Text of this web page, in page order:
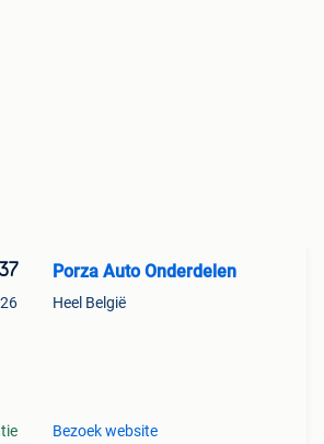
Porza Auto Onderdelen
Heel België
Bezoek website